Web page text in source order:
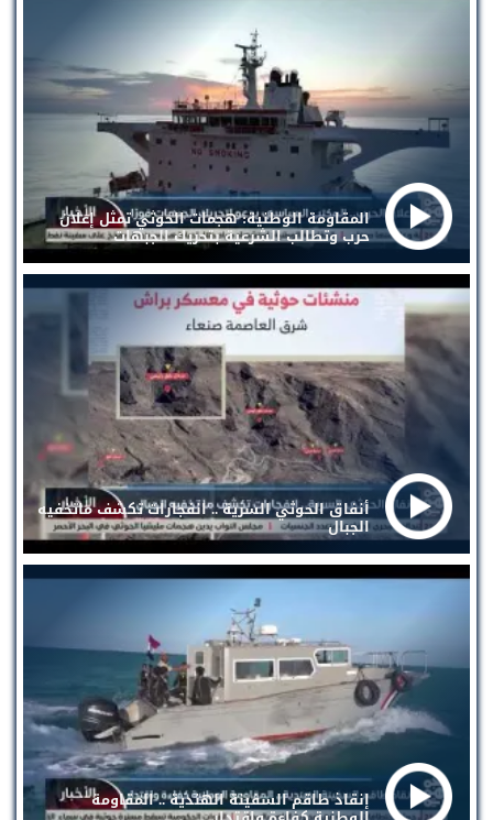
المقاومة الوطنية: هجمات الحوثي تمثل إعلان
حرب وتطالب الشرعية بتحريك الجبهات
أنفاق الحوثي السرية .. انفجارات تكشف ماتخفيه
الجبال
إنقاذ طاقم السفينة الهندية .. المقاومة